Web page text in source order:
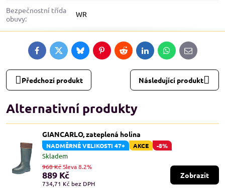
Bezpečnostní třída
obuvy:
WR
FacebookTwitterBlueskyPinterestRedditLinkedInWhatsApp
E-
mail
Předchozí produkt Následující produkt
Alternativní produkty
GIANCARLO, zateplená holina
NADMĚRNÉ VELIKOSTI 47+ AKCE -8%
Skladem
889 Kč
734,71 Kč bez DPH
968 KčSleva 8.2%
Zobrazit